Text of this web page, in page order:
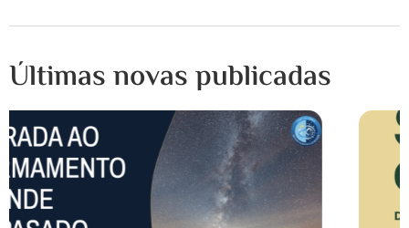
Últimas novas publicadas